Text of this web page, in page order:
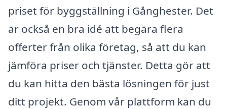
priset för byggställning i Gånghester. Det
är också en bra idé att begära flera
offerter från olika företag, så att du kan
jämföra priser och tjänster. Detta gör att
du kan hitta den bästa lösningen för just
ditt projekt. Genom vår plattform kan du